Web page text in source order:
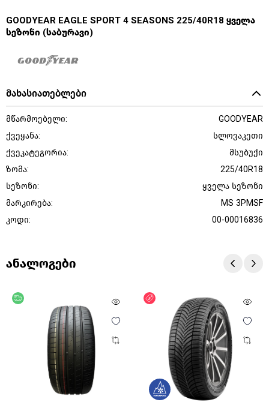
GOODYEAR EAGLE SPORT 4 SEASONS 225/40R18 ყველა
სეზონი (საბურავი)
მახასიათებლები
მწარმოებელი:
GOODYEAR
ქვეყანა:
სლოვაკეთი
ქვეკატეგორია:
მსუბუქი
ზომა:
225/40R18
სეზონი:
ყველა სეზონი
მარკირება:
MS 3PMSF
კოდი:
00-00016836
ანალოგები
ფასდაკლება